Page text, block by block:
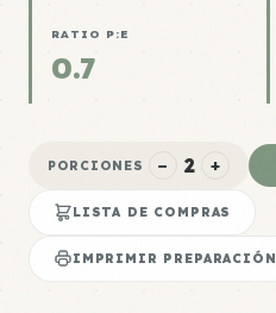
RATIO P:E
0.7
PORCIONES − 2 +
LISTA DE COMPRAS
IMPRIMIR PREPARACIÓN